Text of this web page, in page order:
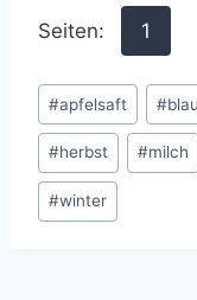
Seiten: 1
Schlagworte:
#apfelsaft #
#herbst #milch
#winter